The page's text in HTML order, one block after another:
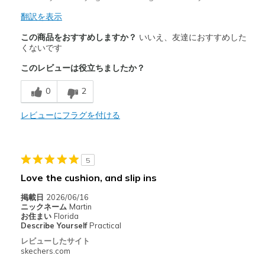
翻訳を表示
この商品をおすすめしますか？ いいえ、友達におすすめした
くないです
このレビューは役立ちましたか？
0 2
レビューにフラグを付ける
5
Love the cushion, and slip ins
掲載日 2026/06/16
ニックネーム Martin
お住まい Florida
Describe Yourself Practical
レビューしたサイト
skechers.com